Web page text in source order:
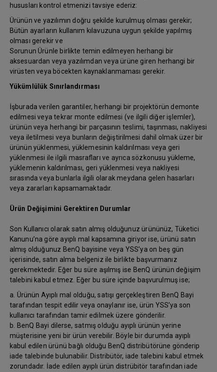
hususları kontrol etmenizi tavsiye ederiz:
Ürünün ve yazılımın doğru şekilde kurulmuş olması gerekir;
Bütün ayarların kullanım kılavuzuna uygun şekilde yapılmış
olması gerekir ve
Sorunun Ürünle birlikte temin edilmeyen herhangi bir
aksesuardan veya yazılımdan veya ürüne giren herhangi bir
virüsten veya böcekten kaynaklanmaması gerekir.
Yükümlülük Sınırlandırması
İşburada verilen garantiler, herhangi bir projektörün demonte
edilmesi veya tekrar monte edilmesi (ve ilgili diğer işlemler),
ürünün veya herhangi bir parçasının teslimi, taşınması, nakliyesi
veya iletilmesi veya bunların değiştirilmesi dahil olmak üzer bir
ürünün yüklenmesi, yüklemesinin kaldırılması veya geri
yüklenmesi ile ilgili masrafları ve ayrıca sözkonusu yükleme,
yüklemenin kaldırılması, geri yüklenmesi veya nakliyesi
sırasında veya bunlarla ilgili olarak meydana gelen hasarları
veya zararları kapsamamaktadır.
Ürün Değişimini Gerektiren Durumlar
Son Kullanıcı olarak satın almış olduğunuz ürününüz, Tüketici
Kanunu’na göre ayıplı mal kapsamına giriyor ise, ürünü satın
almış olduğunuz BenQ bayisine veya YSS’ya on beş gün
içerisinde, satın alma belgeniz ile birlikte başvurmanız
gerekmektedir. Eğer bu süre aşılmış ise BenQ ürünün değişim
talebini kabul etmez. Eğer bu süre içinde başvurulmuş ise;
a. Ürünün Ayıplı mal olduğu, satışı gerçekleştiren BenQ Bayi
tarafından tespit edilir veya onaylanır ise, ürün YSS’ya son
kullanıcı tarafından tamir edilmek üzere gönderilir.
b. BenQ Bayi dilerse, satmış olduğu ayıplı ürünün yerine
müşterisine yeni bir ürün verebilir. Böyle bir durumda ayıplı
kabul edilen ürünü bağlı olduğu BenQ distribütörüne gönderip
iade talebinde bulunabilir. Distribütör, iade talebini kabul etmek
zorundadır. İade edilen ayıplı ürün distrübitör tarafından iade